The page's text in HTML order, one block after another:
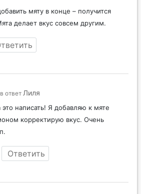
мяту в конце – получится
делает вкус совсем другим.
в ответ Лиля
написать! Я добавляю к мяте
корректирую вкус. Очень
Ответить